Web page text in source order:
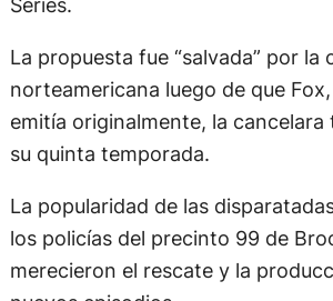
La propuesta fue “salvada” por la
norteamericana luego de que
emitía originalmente, la cancelara
su quinta temporada.
La popularidad de las
los policías del precinto 99 de
merecieron el rescate y la